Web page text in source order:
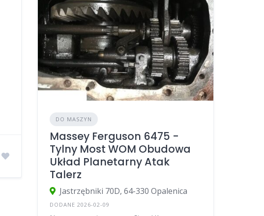
DO MASZYN
Massey Ferguson 6475 -
Tylny Most WOM Obudowa
Układ Planetarny Atak
Talerz
Jastrzębniki 70D, 64-330 Opalenica
DODANE 2026-02-09